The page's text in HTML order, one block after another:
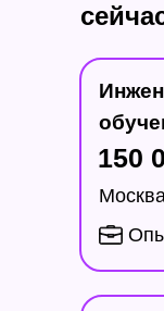
150
в